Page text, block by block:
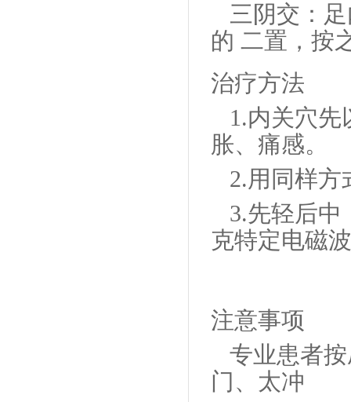
三阴交：
的 二置，按
治疗方法
1.内关穴
胀、痛感。
2.用同样方
3.先轻后中
克特定电磁
注意事项
专业患者
门、太冲